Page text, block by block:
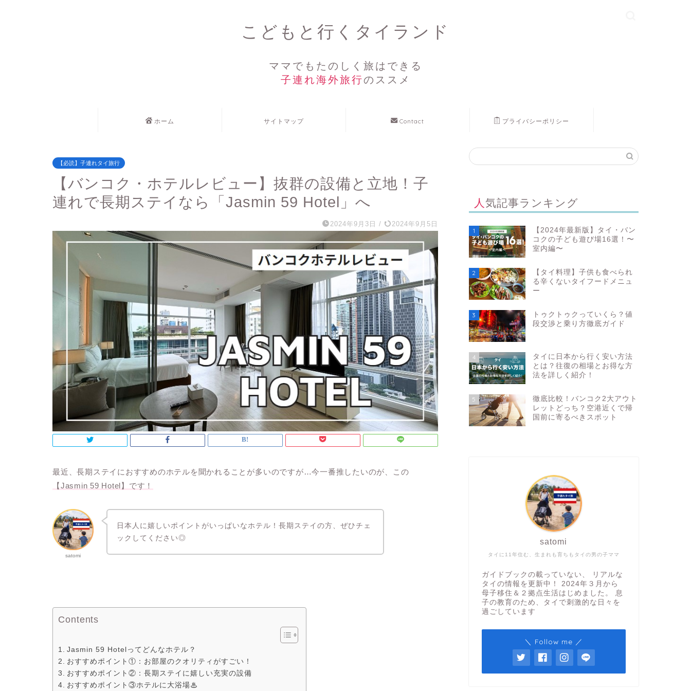
こどもと行くタイランド
ママでもたのしく旅はできる
子連れ海外旅行のススメ
ホーム サイトマップ Contact プライバシーポリシー
【必読】子連れタイ旅行
【バンコク・ホテルレビュー】抜群の設備と立地！子
連れで長期ステイなら「Jasmin 59 Hotel」へ
2024年9月3日 / 2024年9月5日
最近、長期ステイにおすすめのホテルを聞かれることが多いのですが…今一番推したいのが、この
【Jasmin 59 Hotel】です！
satomi
日本人に嬉しいポイントがいっぱいなホテル！長期ステイの方、ぜひチェ
ックしてください◎
Contents
Jasmin 59 Hotelってどんなホテル？
おすすめポイント①：お部屋のクオリティがすごい！
おすすめポイント②：長期ステイに嬉しい充実の設備
おすすめポイント③ホテルに大浴場♨
人気記事ランキング
1
【2024年最新版】タイ・バン
コクの子ども遊び場16選！〜
室内編〜
2
【タイ料理】子供も食べられ
る辛くないタイフードメニュ
ー
3
トゥクトゥクっていくら？値
段交渉と乗り方徹底ガイド
4
タイに日本から行く安い方法
とは？往復の相場とお得な方
法を詳しく紹介！
5
徹底比較！バンコク2大アウト
レットどっち？空港近くで帰
国前に寄るべきスポット
タイに11年住む、生まれも育ちもタイの男の子ママ
satomi
ガイドブックの載っていない、 リアルな
タイの情報を更新中！ 2024年３月から
母子移住＆２拠点生活はじめました。 息
子の教育のため、タイで刺激的な日々を
過ごしています
＼ Follow me ／